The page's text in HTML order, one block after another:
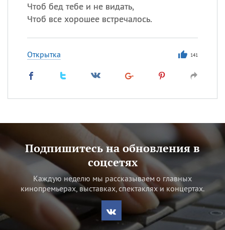
Чтоб бед тебе и не видать,
Чтоб все хорошее встречалось.
Открытка 141
Подпишитесь на обновления в
соцсетях
Каждую неделю мы рассказываем о главных
кинопремьерах, выставках, спектаклях и концертах.